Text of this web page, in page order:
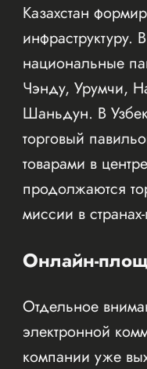
Казахстан
инфраструктуру.
национальные
Чэнду, Урумчи,
Шаньдун. В
торговый
товарами в
продолжаются
миссии в
Онлайн-
Отдельное
электронной
компании уже